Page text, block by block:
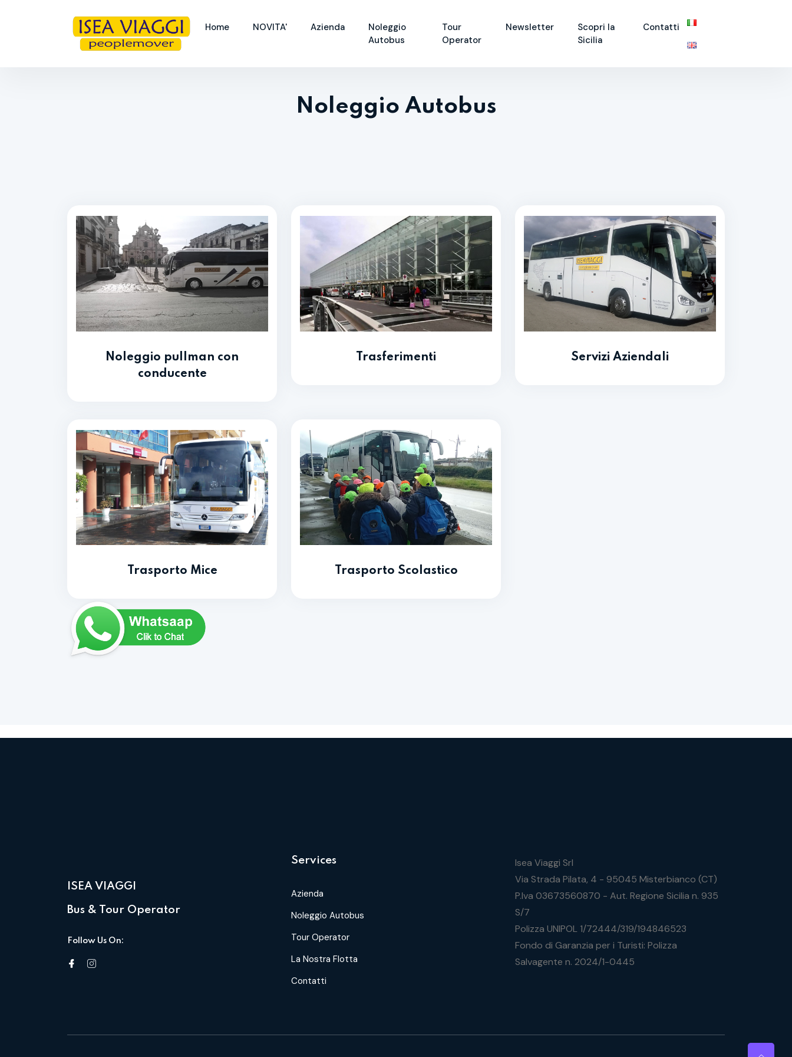
Home NOVITA' Azienda
Noleggio
Autobus
Tour
Operator
Newsletter
Scopri la
Sicilia
Contatti
Noleggio Autobus
Noleggio pullman con
conducente
Trasferimenti Servizi Aziendali
Trasporto Mice Trasporto Scolastico
ISEA VIAGGI
Bus & Tour Operator
Follow Us On:
Services
Azienda
Noleggio Autobus
Tour Operator
La Nostra Flotta
Contatti
Isea Viaggi Srl
Via Strada Pilata, 4 - 95045 Misterbianco (CT)
P.Iva 03673560870 - Aut. Regione Sicilia n. 935
S/7
Polizza UNIPOL 1/72444/319/194846523
Fondo di Garanzia per i Turisti: Polizza
Salvagente n. 2024/1-0445